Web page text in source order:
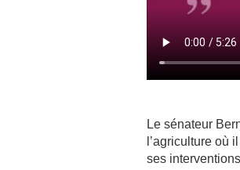
Le sénateur
l’agriculture où
ses